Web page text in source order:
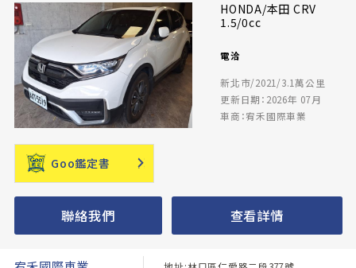
HONDA/本田 CRV
1.5/0cc
電洽
新北市/2021/3.1萬公里
更新日期：2026年 07月
車商：宥禾國際車業
Goo鑑定書
聯絡我們 查看詳情